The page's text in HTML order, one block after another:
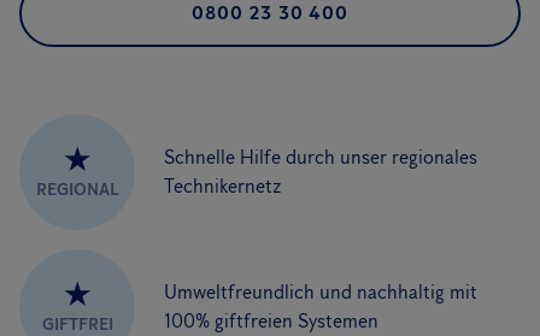
0800 23 30 400
★
REGIONAL
Schnelle Hilfe durch unser regionales
Technikernetz
★
GIFTFREI
Umweltfreundlich und nachhaltig mit
100% giftfreien Systemen